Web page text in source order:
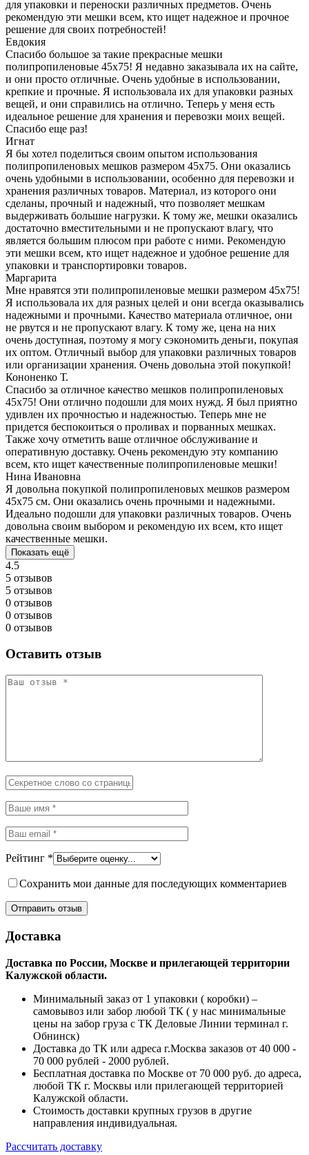
для упаковки и переноски различных предметов. Очень
рекомендую эти мешки всем, кто ищет надежное и прочное
решение для своих потребностей!
Евдокия
Спасибо большое за такие прекрасные мешки
полипропиленовые 45x75! Я недавно заказывала их на сайте,
и они просто отличные. Очень удобные в использовании,
крепкие и прочные. Я использовала их для упаковки разных
вещей, и они справились на отлично. Теперь у меня есть
идеальное решение для хранения и перевозки моих вещей.
Спасибо еще раз!
Игнат
Я бы хотел поделиться своим опытом использования
полипропиленовых мешков размером 45x75. Они оказались
очень удобными в использовании, особенно для перевозки и
хранения различных товаров. Материал, из которого они
сделаны, прочный и надежный, что позволяет мешкам
выдерживать большие нагрузки. К тому же, мешки оказались
достаточно вместительными и не пропускают влагу, что
является большим плюсом при работе с ними. Рекомендую
эти мешки всем, кто ищет надежное и удобное решение для
упаковки и транспортировки товаров.
Маргарита
Мне нравятся эти полипропиленовые мешки размером 45x75!
Я использовала их для разных целей и они всегда оказывались
надежными и прочными. Качество материала отличное, они
не рвутся и не пропускают влагу. К тому же, цена на них
очень доступная, поэтому я могу сэкономить деньги, покупая
их оптом. Отличный выбор для упаковки различных товаров
или организации хранения. Очень довольна этой покупкой!
Кононенко Т.
Спасибо за отличное качество мешков полипропиленовых
45x75! Они отлично подошли для моих нужд. Я был приятно
удивлен их прочностью и надежностью. Теперь мне не
придется беспокоиться о проливах и порванных мешках.
Также хочу отметить ваше отличное обслуживание и
оперативную доставку. Очень рекомендую эту компанию
всем, кто ищет качественные полипропиленовые мешки!
Нина Ивановна
Я довольна покупкой полипропиленовых мешков размером
45х75 см. Они оказались очень прочными и надежными.
Идеально подошли для упаковки различных товаров. Очень
довольна своим выбором и рекомендую их всем, кто ищет
качественные мешки.
Показать ещё
4.5
5 отзывов
5 отзывов
0 отзывов
0 отзывов
0 отзывов
Оставить отзыв
Рейтинг *
Сохранить мои данные для последующих комментариев
Доставка
Доставка по России, Москве и прилегающей территории
Калужской области.
Минимальный заказ от 1 упаковки ( коробки) –
самовывоз или забор любой ТК ( у нас минимальные
цены на забор груза с ТК Деловые Линии терминал г.
Обнинск)
Доставка до ТК или адреса г.Москва заказов от 40 000 -
70 000 рублей - 2000 рублей.
Бесплатная доставка по Москве от 70 000 руб. до адреса,
любой ТК г. Москвы или прилегающей территорией
Калужской области.
Стоимость доставки крупных грузов в другие
направления индивидуальная.
Рассчитать доставку